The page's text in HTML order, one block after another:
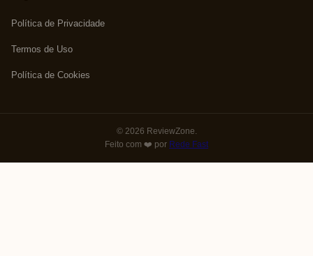
Política de Privacidade
Termos de Uso
Política de Cookies
© 2026 ReviewZone.
Feito com ❤️ por Rede Fast